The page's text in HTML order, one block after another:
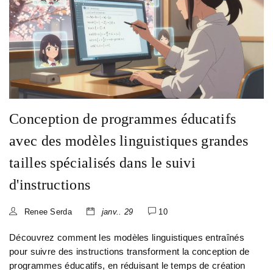
Conception de programmes éducatifs
avec des modèles linguistiques grandes
tailles spécialisés dans le suivi
d'instructions
Renee Serda janv.. 29 10
Découvrez comment les modèles linguistiques entraînés
pour suivre des instructions transforment la conception de
programmes éducatifs, en réduisant le temps de création